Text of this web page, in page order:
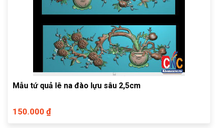
Mẫu tứ quả lê na đào lựu sâu 2,5cm
150.000 ₫